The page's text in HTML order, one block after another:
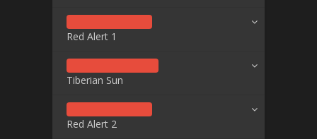
Red Alert 1
Tiberian Sun
Red Alert 2